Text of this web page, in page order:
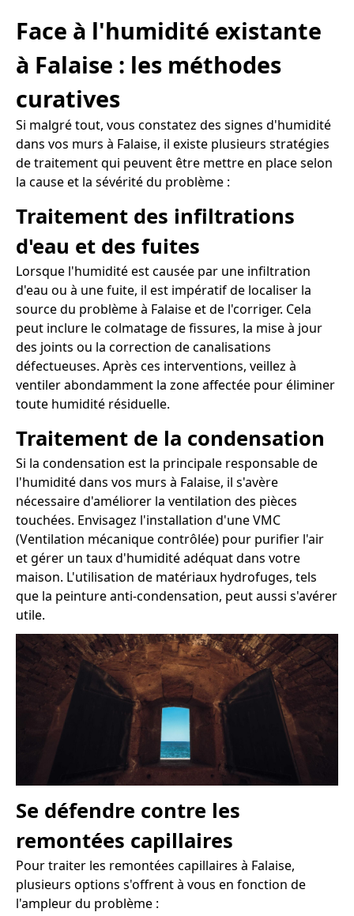
Face à l'humidité existante
à Falaise : les méthodes
curatives
Si malgré tout, vous constatez des signes d'humidité
dans vos murs à Falaise, il existe plusieurs stratégies
de traitement qui peuvent être mettre en place selon
la cause et la sévérité du problème :
Traitement des infiltrations
d'eau et des fuites
Lorsque l'humidité est causée par une infiltration
d'eau ou à une fuite, il est impératif de localiser la
source du problème à Falaise et de l'corriger. Cela
peut inclure le colmatage de fissures, la mise à jour
des joints ou la correction de canalisations
défectueuses. Après ces interventions, veillez à
ventiler abondamment la zone affectée pour éliminer
toute humidité résiduelle.
Traitement de la condensation
Si la condensation est la principale responsable de
l'humidité dans vos murs à Falaise, il s'avère
nécessaire d'améliorer la ventilation des pièces
touchées. Envisagez l'installation d'une VMC
(Ventilation mécanique contrôlée) pour purifier l'air
et gérer un taux d'humidité adéquat dans votre
maison. L'utilisation de matériaux hydrofuges, tels
que la peinture anti-condensation, peut aussi s'avérer
utile.
Se défendre contre les
remontées capillaires
Pour traiter les remontées capillaires à Falaise,
plusieurs options s'offrent à vous en fonction de
l'ampleur du problème :